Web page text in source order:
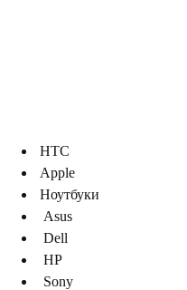
HTC
Apple
Ноутбуки
Asus
Dell
HP
Sony